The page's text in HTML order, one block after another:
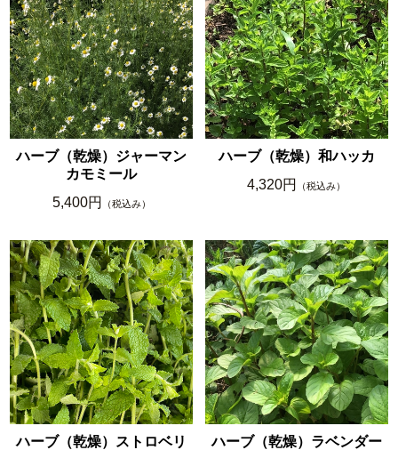
ハーブ（乾燥）ジャーマン
カモミール
5,400円
（税込み）
ハーブ（乾燥）和ハッカ
4,320円
（税込み）
ハーブ（乾燥）ストロベリ
ハーブ（乾燥）ラベンダー